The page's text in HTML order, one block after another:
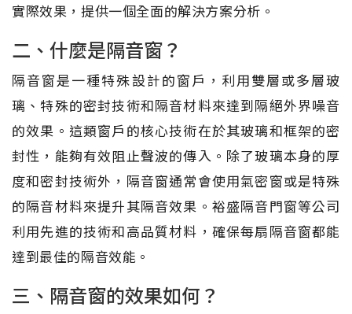
實際效果，提供一個全面的解決方案分析。
二、什麼是隔音窗？
隔音窗是一種特殊設計的窗戶，利用雙層或多層玻
璃、特殊的密封技術和隔音材料來達到隔絕外界噪音
的效果。這類窗戶的核心技術在於其玻璃和框架的密
封性，能夠有效阻止聲波的傳入。除了玻璃本身的厚
度和密封技術外，隔音窗通常會使用氣密窗或是特殊
的隔音材料來提升其隔音效果。裕盛隔音門窗等公司
利用先進的技術和高品質材料，確保每扇隔音窗都能
達到最佳的隔音效能。
三、隔音窗的效果如何？